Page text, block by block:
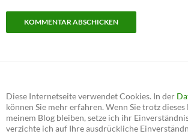
Diese Internetseite verwendet Cookies. In der
können Sie mehr erfahren. Wenn Sie trotz
meinem Blog bleiben, setze ich ihr
verzichte ich auf Ihre ausdrückliche